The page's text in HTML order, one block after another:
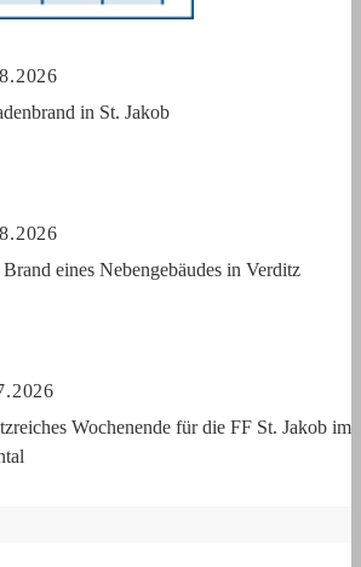
in St. Jakob
eines Nebengebäudes in Verditz
Wochenende für die FF St. Jakob im